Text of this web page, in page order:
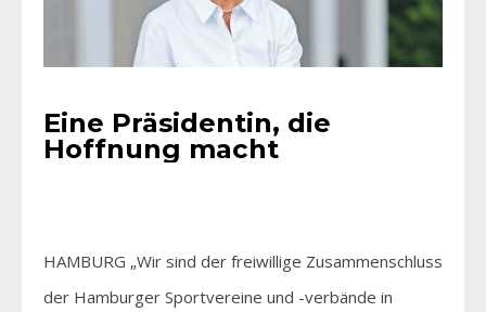
Eine Präsidentin, die
Hoffnung macht
HAMBURG „Wir sind der freiwillige Zusammenschluss
der Hamburger Sportvereine und -verbände in